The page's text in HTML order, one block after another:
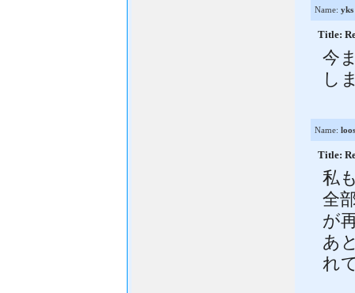
Name: yks
Title:
今
し
Name:
Title:
私
全
が
あ
れ